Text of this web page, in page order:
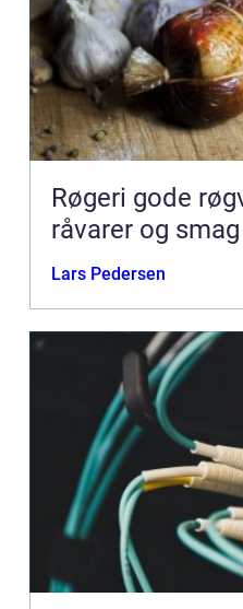
Røgeri gode røgvarer, lokale
råvarer og
Lars Pedersen